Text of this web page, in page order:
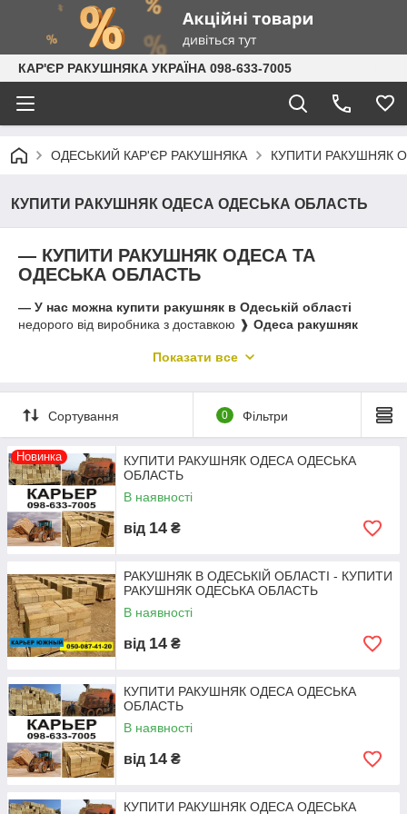
КАР'ЄР РАКУШНЯКА УКРАЇНА 098-633-7005
ОДЕСЬКИЙ КАР'ЄР РАКУШНЯКА КУПИТИ РАКУШНЯК
КУПИТИ РАКУШНЯК ОДЕСА ОДЕСЬКА ОБЛАСТЬ
— КУПИТИ РАКУШНЯК ОДЕСА ТА
ОДЕСЬКА ОБЛАСТЬ
— У нас можна купити ракушняк в Одеській області
недорого від виробника з доставкою ❱ Одеса ракушняк
Південний здійснює прямі поставкиракушняка Одеса та
камінь ракушняк в Одесі і по областіна правах виробника, а
це значить: доступна ціна, широкий асортимент марок, будь-
який тоннаж, безперебійні поставки і надійність співпраці.
— КУПИТИ РАКУШНЯК В ОДЕСІ ТА
ОДЕСЬКІЙ ОБЛАСТІ МОЖНА
ЗАМОВИТИ В КАР'ЄРІ ЮЖНИЙ ЗА
ТЕЛЕФОНАМИ ☎ +38 (098)-6337-005
Показати все
Сортування 0 Фільтри
Новинка
КУПИТИ РАКУШНЯК ОДЕСА ОДЕСЬКА
ОБЛАСТЬ
В наявності
від 14 ₴
РАКУШНЯК В ОДЕСЬКІЙ ОБЛАСТІ - КУПИТИ
РАКУШНЯК ОДЕСЬКА ОБЛАСТЬ
В наявності
від 14 ₴
КУПИТИ РАКУШНЯК ОДЕСА ОДЕСЬКА
ОБЛАСТЬ
В наявності
від 14 ₴
КУПИТИ РАКУШНЯК ОДЕСА ОДЕСЬКА